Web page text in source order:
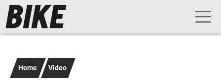
Salta al contenuto principale
Navigazione principale
Home Video